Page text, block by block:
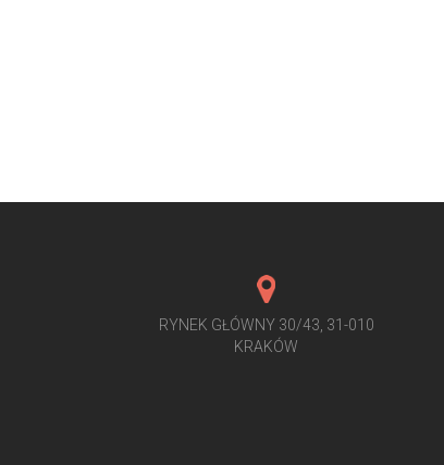
RYNEK GŁÓWNY 30/43, 31-010
KRAKÓW